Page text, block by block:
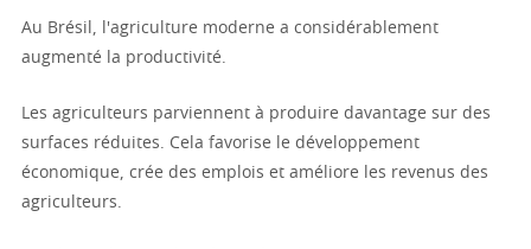
Au Brésil, l'agriculture moderne a considérablement
augmenté la productivité.
Les agriculteurs parviennent à produire davantage sur des
surfaces réduites. Cela favorise le développement
économique, crée des emplois et améliore les revenus des
agriculteurs.